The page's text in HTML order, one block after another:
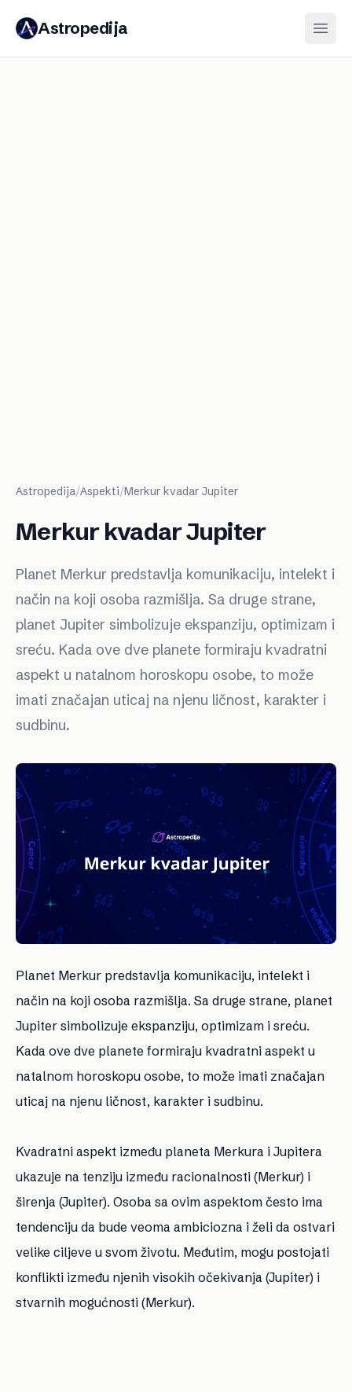
Astropedija
Astropedija/Aspekti/Merkur kvadar Jupiter
Merkur kvadar Jupiter
Planet Merkur predstavlja komunikaciju, intelekt i
način na koji osoba razmišlja. Sa druge strane,
planet Jupiter simbolizuje ekspanziju, optimizam i
sreću. Kada ove dve planete formiraju kvadratni
aspekt u natalnom horoskopu osobe, to može
imati značajan uticaj na njenu ličnost, karakter i
sudbinu.
Planet Merkur predstavlja komunikaciju, intelekt i
način na koji osoba razmišlja. Sa druge strane, planet
Jupiter simbolizuje ekspanziju, optimizam i sreću.
Kada ove dve planete formiraju kvadratni aspekt u
natalnom horoskopu osobe, to može imati značajan
uticaj na njenu ličnost, karakter i sudbinu.
Kvadratni aspekt između planeta Merkura i Jupitera
ukazuje na tenziju između racionalnosti (Merkur) i
širenja (Jupiter). Osoba sa ovim aspektom često ima
tendenciju da bude veoma ambiciozna i želi da ostvari
velike ciljeve u svom životu. Međutim, mogu postojati
konflikti između njenih visokih očekivanja (Jupiter) i
stvarnih mogućnosti (Merkur).